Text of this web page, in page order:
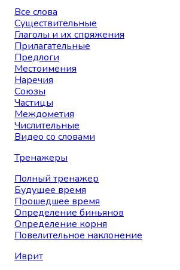
Все слова
Существительные
Глаголы и их спряжения
Прилагательные
Предлоги
Местоимения
Наречия
Союзы
Частицы
Междометия
Числительные
Видео со словами
Тренажеры
Полный тренажер
Будущее время
Прошедшее время
Определение биньянов
Определение корня
Повелительное наклонение
Иврит